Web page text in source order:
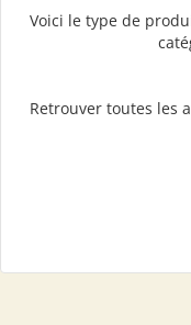
Voici le type de
Retrouver toutes les